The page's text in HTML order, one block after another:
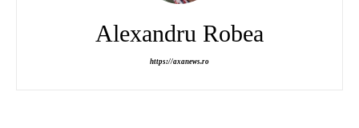
Alexandru Robea
https://axanews.ro